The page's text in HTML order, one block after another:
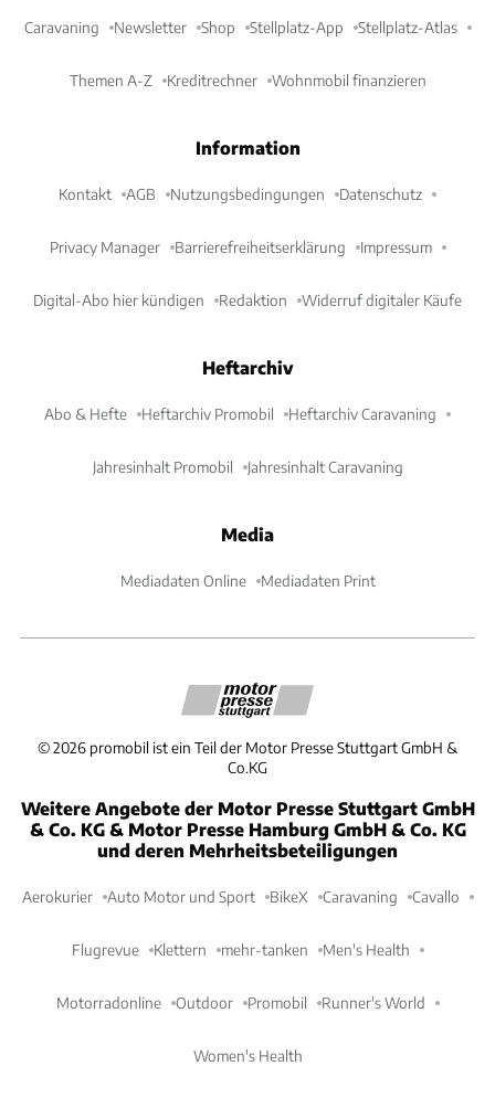
Caravaning Newsletter Shop Stellplatz-App Stellplatz-Atlas
Themen A-Z Kreditrechner Wohnmobil finanzieren
Information
Kontakt AGB Nutzungsbedingungen Datenschutz
Privacy Manager Barrierefreiheitserklärung Impressum
Digital-Abo hier kündigen Redaktion Widerruf digitaler Käufe
Heftarchiv
Abo & Hefte Heftarchiv Promobil Heftarchiv Caravaning
Jahresinhalt Promobil Jahresinhalt Caravaning
Media
Mediadaten Online Mediadaten Print
©2026 promobil ist ein Teil der Motor Presse Stuttgart GmbH &
Co.KG
Weitere Angebote der Motor Presse Stuttgart GmbH
& Co. KG & Motor Presse Hamburg GmbH & Co. KG
und deren Mehrheitsbeteiligungen
Aerokurier Auto Motor und Sport BikeX Caravaning Cavallo
Flugrevue Klettern mehr-tanken Men's Health
Motorradonline Outdoor Promobil Runner's World
Women's Health